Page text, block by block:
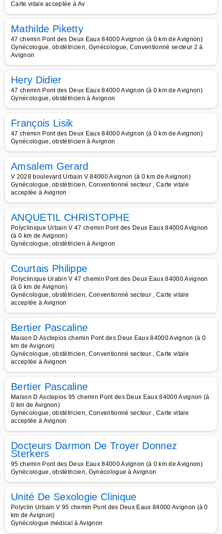
Carte vitale acceptée à Av
Mathilde Piketty
47 chemin Pont des Deux Eaux 84000 Avignon (à 0 km de Avignon)
Gynécologue, obstétricien, Gynécologue, Conventionné secteur 2 à
Avignon
Hery Didier
47 chemin Pont des Deux Eaux 84000 Avignon (à 0 km de Avignon)
Gynécologue, obstétricien à Avignon
François Lisik
47 chemin Pont des Deux Eaux 84000 Avignon (à 0 km de Avignon)
Gynécologue, obstétricien à Avignon
Amsalem Gerard
V 2028 boulevard Urbain V 84000 Avignon (à 0 km de Avignon)
Gynécologue, obstétricien, Conventionné secteur , Carte vitale
acceptée à Avignon
ANQUETIL CHRISTOPHE
Polyclinique Urbain V 47 chemin Pont des Deux Eaux 84000 Avignon
(à 0 km de Avignon)
Gynécologue, obstétricien à Avignon
Courtais Philippe
Polyclinique Urabin V 47 chemin Pont des Deux Eaux 84000 Avignon
(à 0 km de Avignon)
Gynécologue, obstétricien, Conventionné secteur , Carte vitale
acceptée à Avignon
Bertier Pascaline
Maison D Asclepios chemin Pont des Deux Eaux 84000 Avignon (à 0
km de Avignon)
Gynécologue, obstétricien, Conventionné secteur , Carte vitale
acceptée à Avignon
Bertier Pascaline
Maison D Asclepios 95 chemin Pont des Deux Eaux 84000 Avignon (à
0 km de Avignon)
Gynécologue, obstétricien, Conventionné secteur , Carte vitale
acceptée à Avignon
Docteurs Darmon De Troyer Donnez
Sterkers
95 chemin Pont des Deux Eaux 84000 Avignon (à 0 km de Avignon)
Gynécologue, obstétricien, Gynécologue à Avignon
Unité De Sexologie Clinique
Polyclin Urbain V 95 chemin Pont des Deux Eaux 84000 Avignon (à 0
km de Avignon)
Gynécologue médical à Avignon